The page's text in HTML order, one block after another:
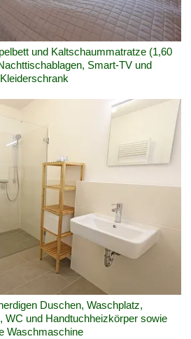
und Kaltschaummatratze (1,60
Smart-TV und
Kleiderschrank
Duschen, Waschplatz,
WC und Handtuchheizkörper sowie
Waschmaschine